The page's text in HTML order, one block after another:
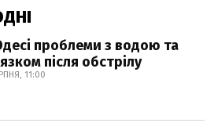
проблеми з водою та
після обстрілу
11:00